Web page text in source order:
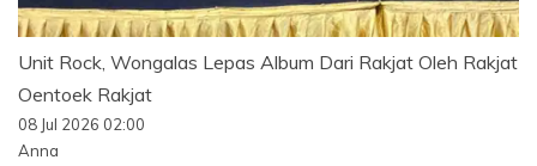
Unit Rock, Wongalas Lepas Album Dari Rakjat Oleh Rakjat
Oentoek Rakjat
08 Jul 2026 02:00
Anna